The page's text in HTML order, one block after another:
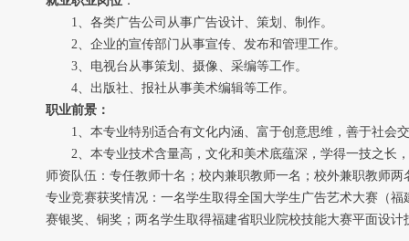
1、各类广告公司从事广告设计、策划、制作。
2、企业的宣传部门从事宣传、发布和管理工作。
3、电视台从事策划、摄像、采编等工作。
4、出版社、报社从事美术编辑等工作。
职业前景：
1、本专业特别适合有文化内涵、富于创意思维，善于社会
2、本专业技术含量高，文化和美术底蕴深，学得一技之长
师资队伍：专任教师十名；校内兼职教师一名；校外兼职教师
专业竞赛获奖情况：一名学生取得全国大学生广告艺术大赛（
赛银奖、铜奖；两名学生取得福建省职业院校技能大赛平面设计